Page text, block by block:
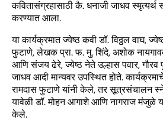
कवितासंग्रहासाठी कै. धनाजी जाधव स्मृत्यर्थ
करण्यात आला.
या कार्यक्रमात ज्येष्ठ कवी डॉ. विठ्ठल वाघ,
फुटाणे, लेखक प्रा. फ. मु. शिंदे, अशोक
आणि संजय ढेरे, ज्येष्ठ नेते उल्हास पवार,
जाधव आदी मान्यवर उपस्थित होते.
रामदास फुटाणे यांनी केले, तर सूत्रसंचालन
यावेळी डॉ. मोहन आगाशे आणि नागराज मंजुळे
केले.